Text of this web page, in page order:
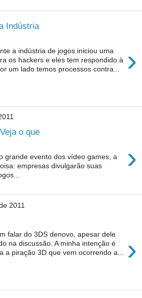
Indústria
›
a indústria de jogos iniciou uma
os hackers e eles tem respondido à
um lado temos processos contra...
o que
›
grande evento dos vídeo games, a
empresas divulgarão suas
2011
›
falar do 3DS denovo, apesar dele
na discussão. A minha intenção é
a piração 3D que vem ocorrendo a...